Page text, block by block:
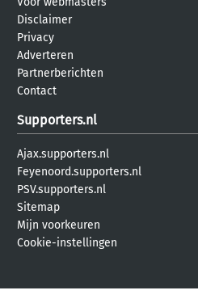
Disclaimer
Privacy
Adverteren
Partnerberichten
Contact
Supporters.nl
Ajax.supporters.nl
Feyenoord.supporters.nl
PSV.supporters.nl
Sitemap
Mijn voorkeuren
Cookie-instellingen